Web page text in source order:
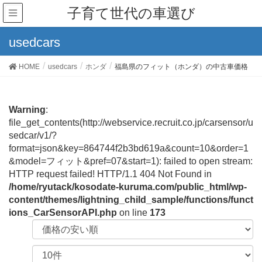
子育て世代の車選び
usedcars
HOME usedcars ホンダ 福島県のフィット（ホンダ）の中古車価格
Warning:
file_get_contents(http://webservice.recruit.co.jp/carsensor/u
sedcar/v1/?
format=json&key=864744f2b3bd619a&count=10&order=1
&model=フィット&pref=07&start=1): failed to open stream:
HTTP request failed! HTTP/1.1 404 Not Found in
/home/ryutack/kosodate-kuruma.com/public_html/wp-
content/themes/lightning_child_sample/functions/funct
ions_CarSensorAPI.php on line 173